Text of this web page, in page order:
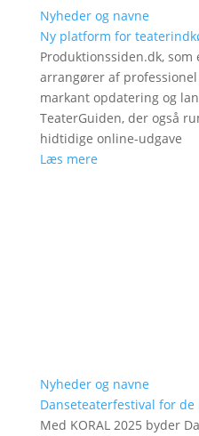
Nyheder og navne
Ny platform for
Produktionssiden.dk,
arrangører af
markant opdatering og
TeaterGuiden, der også
hidtidige online-udgave
Læs mere
Nyheder og navne
Danseteaterfestival for de
Med KORAL 2025 byder